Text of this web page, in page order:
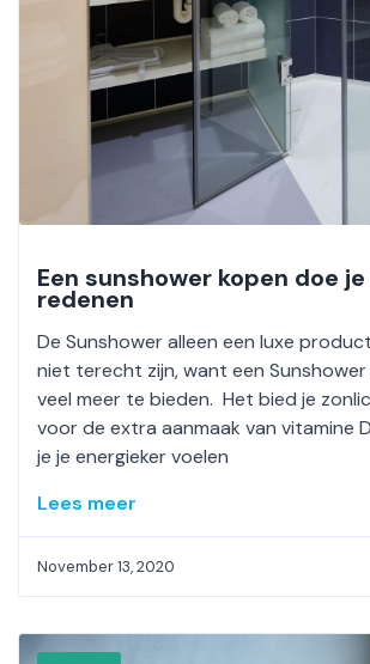
Een sunshower kopen doe
redenen
De Sunshower alleen een luxe
niet terecht zijn, want een
veel meer te bieden. Het bied je
voor de extra aanmaak van vitamine
je je energieker voelen
Lees meer
November 13, 2020